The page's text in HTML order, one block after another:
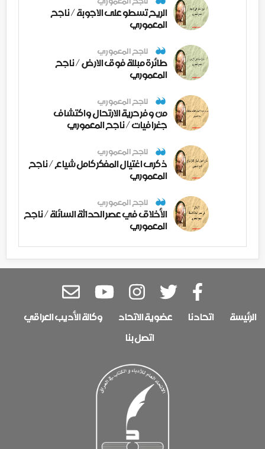
الريح تسطو على الاجوبة / ناجح
المعموري
ناجح المعموري
طائرة مبللة فوق الارض / ناجح
المعموري
ناجح المعموري
من وفر حرية الارتحال واكتشاف
جغرافيات / ناجح المعموري
ناجح المعموري
ذكرى اغتيال المفكر كامل شياع / ناجح
المعموري
ناجح المعموري
الأخلاق في عصر الحداثة السائلة / ناجح
المعموري
الرئيسة اتحادنا عضوية الاتحاد
وكالة الأديب العراقي
اتصل بنا